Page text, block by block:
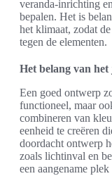
veranda-inrichting
bepalen. Het is
het klimaat, zodat
tegen de elementen.
Het belang van
Een goed ontwerp
functioneel, maar
combineren van
eenheid te creëren
doordacht ontwerp
zoals lichtinval en
een aangename